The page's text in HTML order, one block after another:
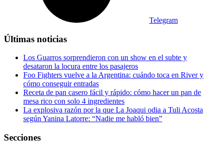
Telegram
Últimas noticias
Los Guarros sorprendieron con un show en el subte y
desataron la locura entre los pasajeros
Foo Fighters vuelve a la Argentina: cuándo toca en River y
cómo conseguir entradas
Receta de pan casero fácil y rápido: cómo hacer un pan de
mesa rico con solo 4 ingredientes
La explosiva razón por la que La Joaqui odia a Tuli Acosta
según Yanina Latorre: “Nadie me habló bien”
Secciones